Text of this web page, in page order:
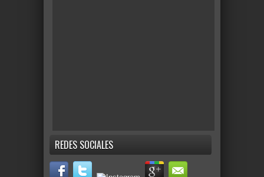
REDES SOCIALES